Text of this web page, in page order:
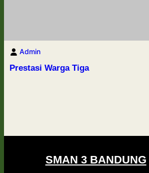
Admin
Prestasi Warga Tiga
SMAN 3 BANDUNG